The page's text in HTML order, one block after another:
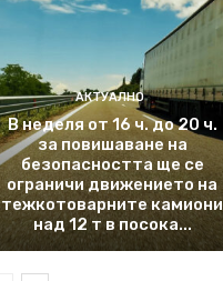
АКТУАЛНО
В неделя от 16 ч. до 20 ч.
за повишаване на
безопасността ще се
ограничи движението на
тежкотоварните камиони
над 12 т в посока...